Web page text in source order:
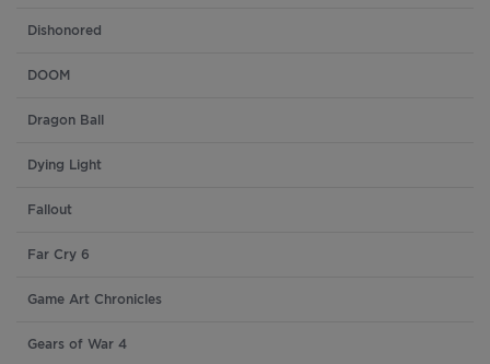
Dishonored
DOOM
Dragon Ball
Dying Light
Fallout
Far Cry 6
Game Art Chronicles
Gears of War 4